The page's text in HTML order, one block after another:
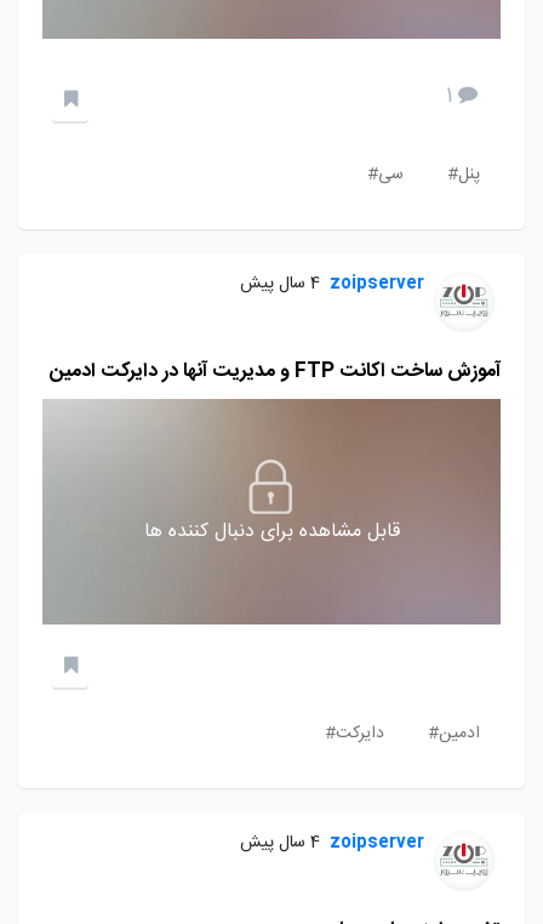
1
پنل# سی#
zoipserver 4 سال پیش
آموزش ساخت اکانت FTP و مدیریت آنها در دایرکت ادمین
قابل مشاهده برای دنبال کننده ها
ادمین# دایرکت#
zoipserver 4 سال پیش